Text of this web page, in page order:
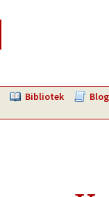
Bibliotek Blog